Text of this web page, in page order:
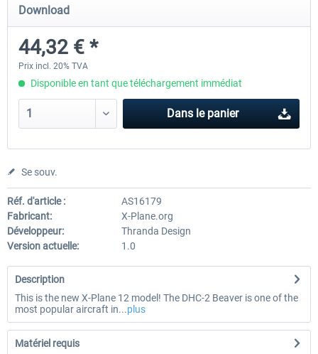
Download
44,32 € *
Prix incl. 20% TVA
Disponible en tant que téléchargement immédiat
Dans le panier
Se souv.
Réf. d'article :
AS16179
Fabricant:
X-Plane.org
Développeur:
Thranda Design
Version actuelle:
1.0
Description
This is the new X-Plane 12 model! The DHC-2 Beaver is one of the
most popular aircraft in...plus
Matériel requis